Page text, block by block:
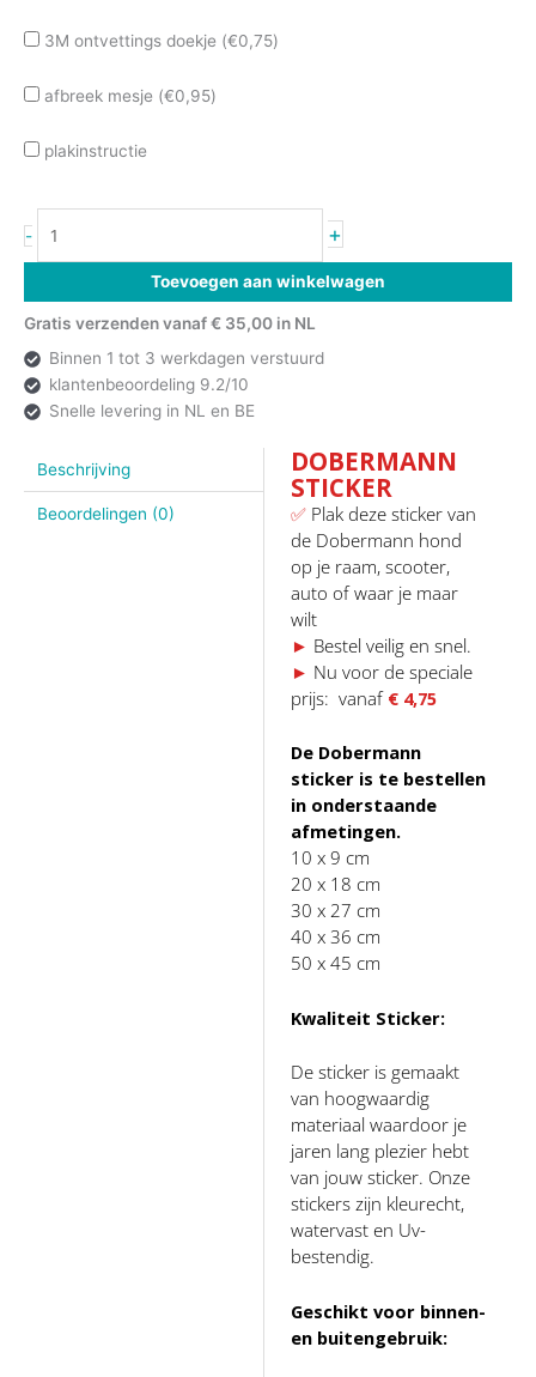
3M ontvettings doekje (€0,75)
afbreek mesje (€0,95)
plakinstructie
- +
Toevoegen aan winkelwagen
Gratis verzenden vanaf € 35,00 in NL
Binnen 1 tot 3 werkdagen verstuurd
klantenbeoordeling 9.2/10
Snelle levering in NL en BE
Beschrijving
Beoordelingen (0)
DOBERMANN
STICKER
✅ Plak deze sticker van
de Dobermann hond
op je raam, scooter,
auto of waar je maar
wilt
► Bestel veilig en snel.
► Nu voor de speciale
prijs: vanaf € 4,75
De Dobermann
sticker is te bestellen
in onderstaande
afmetingen.
10 x 9 cm
20 x 18 cm
30 x 27 cm
40 x 36 cm
50 x 45 cm
Kwaliteit Sticker:
De sticker is gemaakt
van hoogwaardig
materiaal waardoor je
jaren lang plezier hebt
van jouw sticker. Onze
stickers zijn kleurecht,
watervast en Uv-
bestendig.
Geschikt voor binnen-
en buitengebruik: